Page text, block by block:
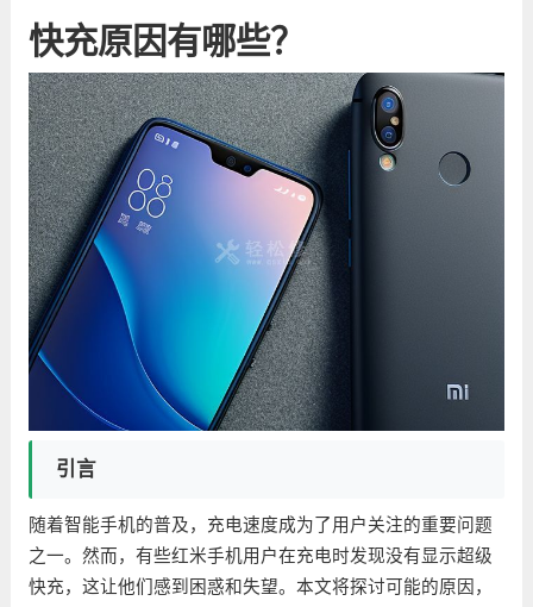
快充原因有哪些？
引言
随着智能手机的普及，充电速度成为了用户关注的重要问题
之一。然而，有些红米手机用户在充电时发现没有显示超级
快充，这让他们感到困惑和失望。本文将探讨可能的原因，